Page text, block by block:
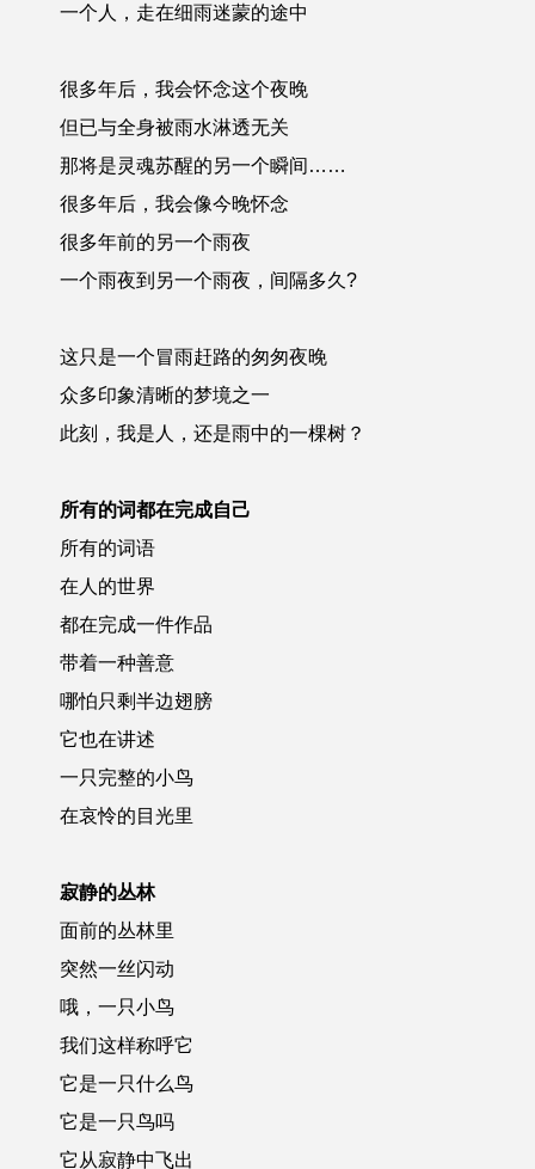
一个人，走在细雨迷蒙的途中
很多年后，我会怀念这个夜晚
但已与全身被雨水淋透无关
那将是灵魂苏醒的另一个瞬间……
很多年后，我会像今晚怀念
很多年前的另一个雨夜
一个雨夜到另一个雨夜，间隔多久?
这只是一个冒雨赶路的匆匆夜晚
众多印象清晰的梦境之一
此刻，我是人，还是雨中的一棵树？
所有的词都在完成自己
所有的词语
在人的世界
都在完成一件作品
带着一种善意
哪怕只剩半边翅膀
它也在讲述
一只完整的小鸟
在哀怜的目光里
寂静的丛林
面前的丛林里
突然一丝闪动
哦，一只小鸟
我们这样称呼它
它是一只什么鸟
它是一只鸟吗
它从寂静中飞出